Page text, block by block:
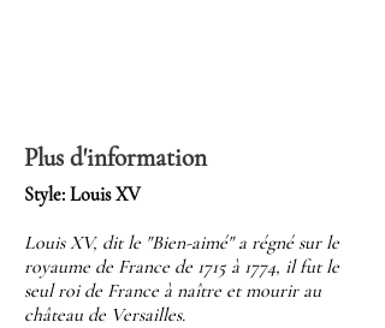
Plus d'information
Style: Louis XV
Louis XV, dit le "Bien-aimé" a régné sur le
royaume de France de 1715 à 1774, il fut le
seul roi de France à naître et mourir au
château de Versailles.